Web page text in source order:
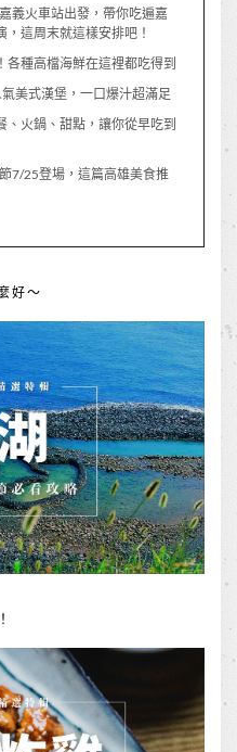
義火車站出發，帶你吃遍嘉
這周末就這樣安排吧！
各種高檔海鮮在這裡都吃得到
美式漢堡，一口爆汁超滿足
、火鍋、甜點，讓你從早吃到
7/25登場，這篇高雄美食推
好～